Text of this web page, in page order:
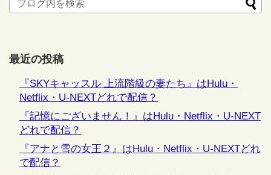
最近の投稿
『SKYキャッスル 上流階級の妻たち』はHulu・
Netflix・U-NEXTどれで配信？
『記憶にございません！』はHulu・Netflix・U-NEXT
どれで配信？
『アナと雪の女王２』はHulu・Netflix・U-NEXTどれ
で配信？